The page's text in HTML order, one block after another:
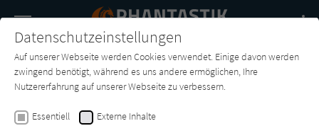
SUCHE
Buch-
Entdecker
Forum Charts
Lin Carter
Datenschutzeinstellungen
Auf unserer Webseite werden Cookies verwendet. Einige davon werden
zwingend benötigt, während es uns andere ermöglichen, Ihre
Nutzererfahrung auf unserer Webseite zu verbessern.
Essentiell Externe Inhalte